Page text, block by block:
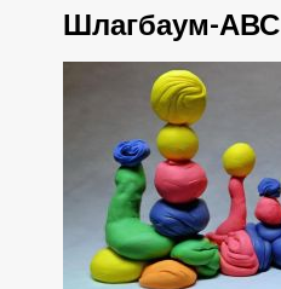
Шлагбаум-АВС